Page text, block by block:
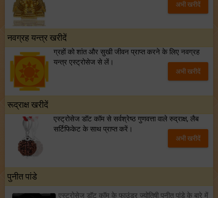
अभी खरीदें
नवग्रह यन्त्र खरीदें
ग्रहों को शांत और सुखी जीवन प्राप्त करने के लिए नवग्रह
यन्त्र एस्ट्रोसेज से लें।
अभी खरीदें
रूद्राक्ष खरीदें
एस्ट्रोसेज डॉट कॉम से सर्वश्रेष्ठ गुणवत्ता वाले रुद्राक्ष, लैब
सर्टिफिकेट के साथ प्राप्त करें।
अभी खरीदें
पुनीत पांडे
एस्ट्रोसेज डॉट कॉम के फाउंडर ज्योतिषी पुनीत पांडे के बारे में